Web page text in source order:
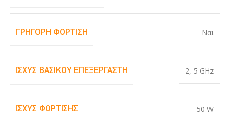
ΓΡΉΓΟΡΗ ΦΌΡΤΙΣΗ Ναι
ΙΣΧΎΣ ΒΑΣΙΚΟΎ ΕΠΕΞΕΡΓΑΣΤΉ 2, 5 GHz
ΙΣΧΎΣ ΦΌΡΤΙΣΗΣ 50 W